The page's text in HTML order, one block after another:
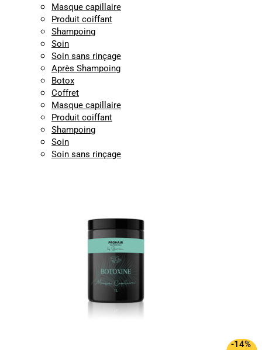
Masque capillaire
Produit coiffant
Shampoing
Soin
Soin sans rinçage
Après Shampoing
Botox
Coffret
Masque capillaire
Produit coiffant
Shampoing
Soin
Soin sans rinçage
-14%